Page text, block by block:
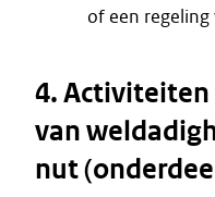
of een
4.
van
nut